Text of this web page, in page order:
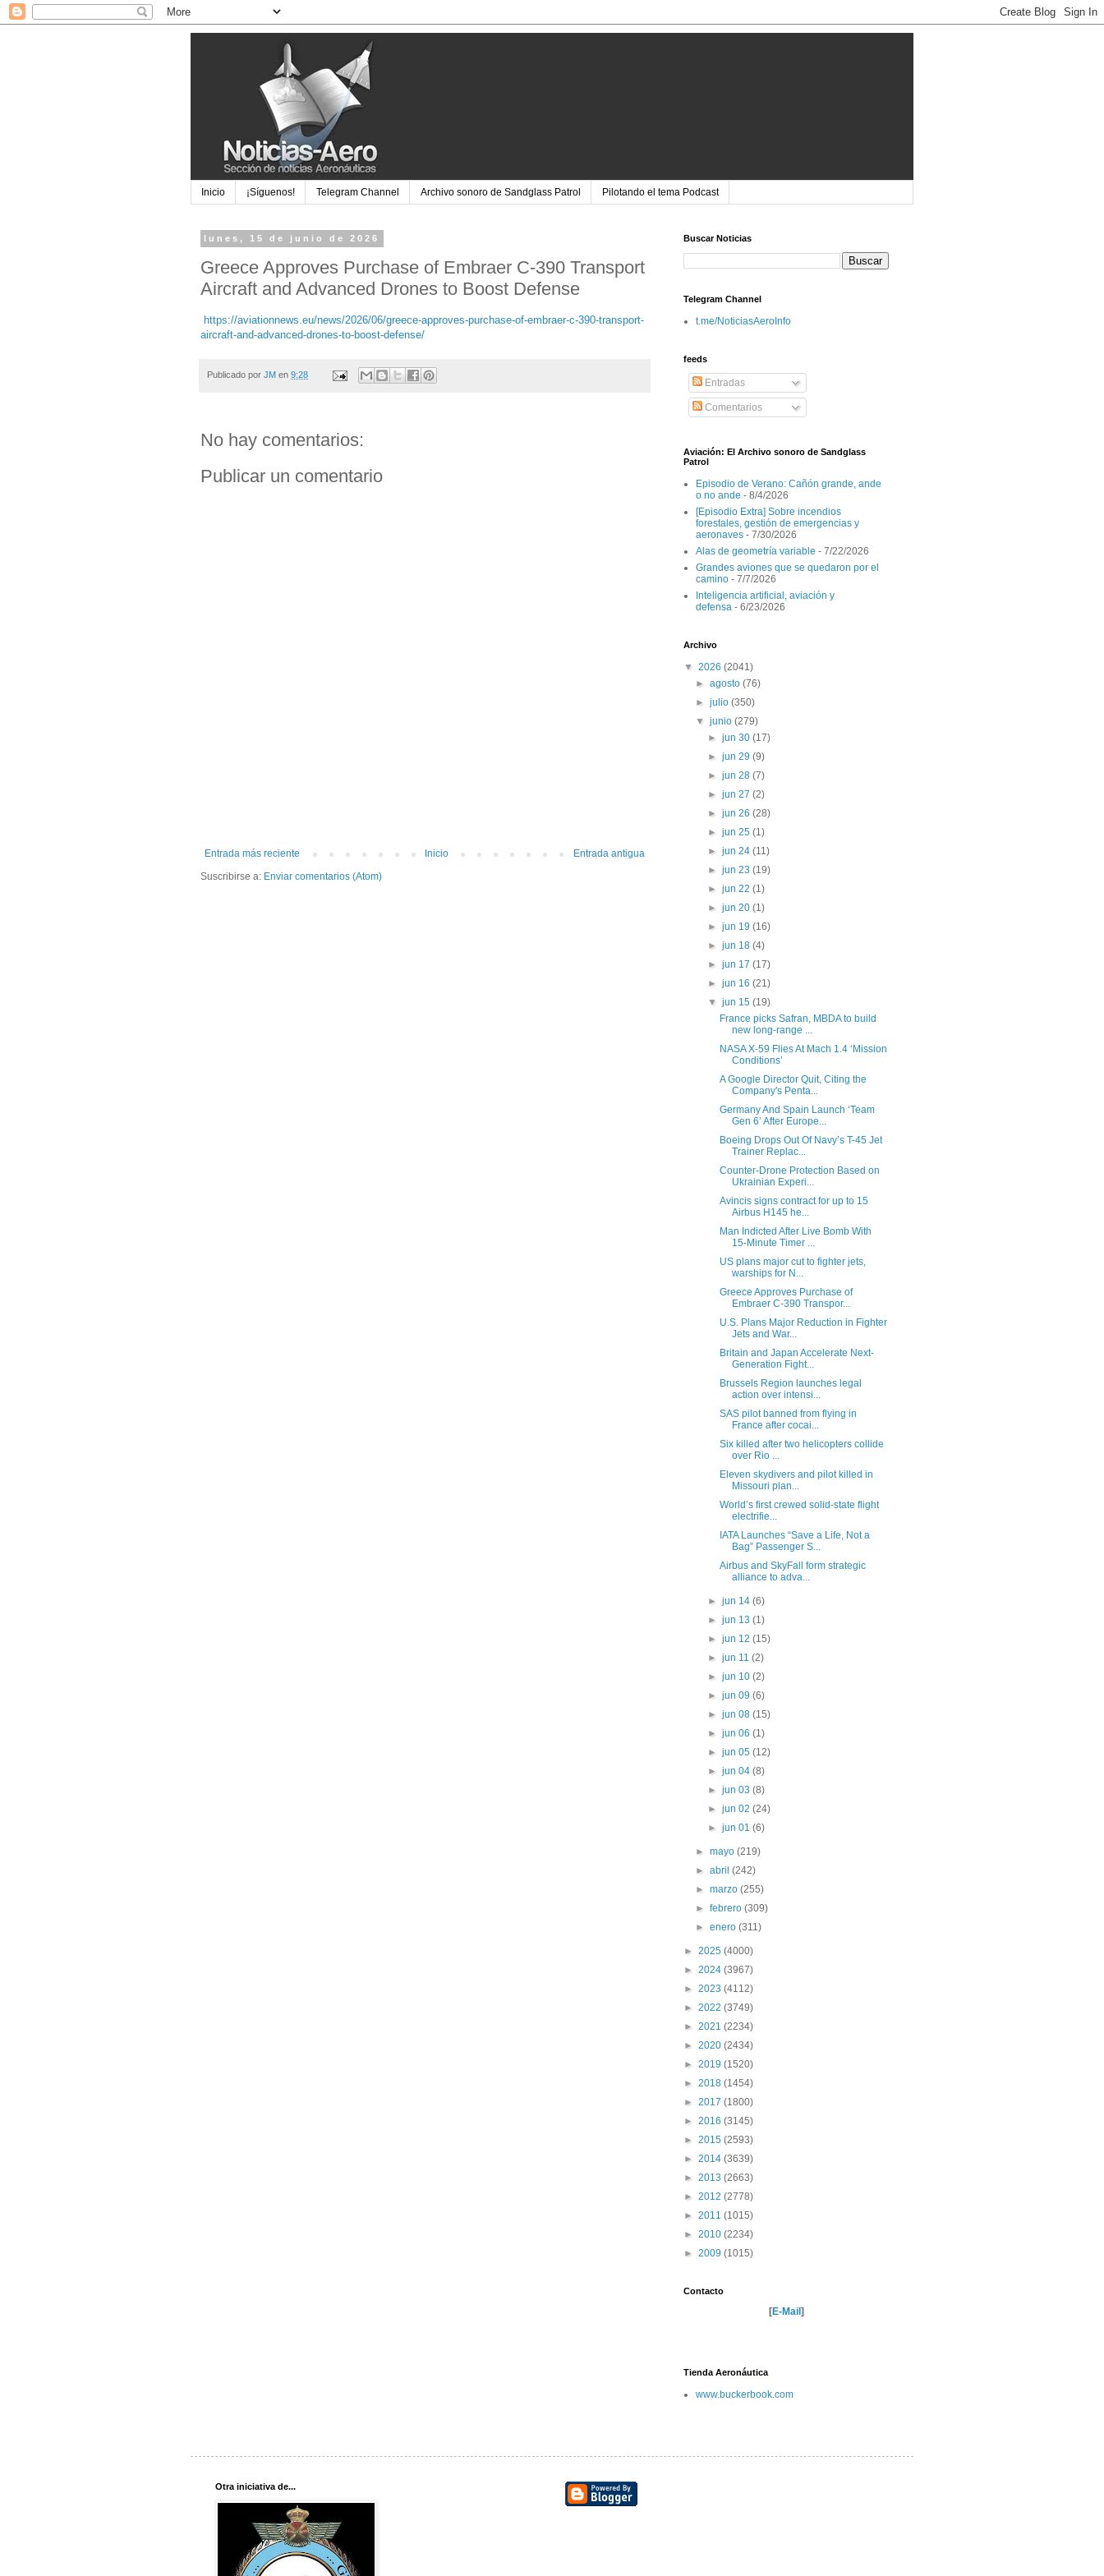
Inicio ¡Síguenos! Telegram Channel Archivo sonoro de Sandglass Patrol Pilotando el tema Podcast
lunes, 15 de junio de 2026
Greece Approves Purchase of Embraer C-390 Transport
Aircraft and Advanced Drones to Boost Defense
https://aviationnews.eu/news/2026/06/greece-approves-purchase-of-embraer-c-390-transport-
aircraft-and-advanced-drones-to-boost-defense/
Publicado por JM en 9:28
No hay comentarios:
Publicar un comentario
Entrada más reciente Entrada antigua
Inicio
Suscribirse a: Enviar comentarios (Atom)
Buscar Noticias
Telegram Channel
t.me/NoticiasAeroInfo
feeds
Entradas
Comentarios
Aviación: El Archivo sonoro de Sandglass
Patrol
Episodio de Verano: Cañón grande, ande
o no ande - 8/4/2026
[Episodio Extra] Sobre incendios
forestales, gestión de emergencias y
aeronaves - 7/30/2026
Alas de geometría variable - 7/22/2026
Grandes aviones que se quedaron por el
camino - 7/7/2026
Inteligencia artificial, aviación y
defensa - 6/23/2026
Archivo
▼ 2026 (2041)
►agosto(76)
►julio(350)
▼junio(279)
► jun 30 (17)
► jun 29 (9)
► jun 28 (7)
► jun 27 (2)
► jun 26 (28)
► jun 25 (1)
► jun 24 (11)
► jun 23 (19)
► jun 22 (1)
► jun 20 (1)
► jun 19 (16)
► jun 18 (4)
► jun 17 (17)
► jun 16 (21)
▼ jun 15 (19)
France picks Safran, MBDA to build
new long-range ...
NASA X-59 Flies At Mach 1.4 ‘Mission
Conditions’
A Google Director Quit, Citing the
Company's Penta...
Germany And Spain Launch ‘Team
Gen 6’ After Europe...
Boeing Drops Out Of Navy’s T-45 Jet
Trainer Replac...
Counter-Drone Protection Based on
Ukrainian Experi...
Avincis signs contract for up to 15
Airbus H145 he...
Man Indicted After Live Bomb With
15-Minute Timer ...
US plans major cut to fighter jets,
warships for N...
Greece Approves Purchase of
Embraer C-390 Transpor...
U.S. Plans Major Reduction in Fighter
Jets and War...
Britain and Japan Accelerate Next-
Generation Fight...
Brussels Region launches legal
action over intensi...
SAS pilot banned from flying in
France after cocai...
Six killed after two helicopters collide
over Rio ...
Eleven skydivers and pilot killed in
Missouri plan...
World’s first crewed solid-state flight
electrifie...
IATA Launches “Save a Life, Not a
Bag” Passenger S...
Airbus and SkyFall form strategic
alliance to adva...
► jun 14 (6)
► jun 13 (1)
► jun 12 (15)
► jun 11 (2)
► jun 10 (2)
► jun 09 (6)
► jun 08 (15)
► jun 06 (1)
► jun 05 (12)
► jun 04 (8)
► jun 03 (8)
► jun 02 (24)
► jun 01 (6)
►mayo(219)
►abril(242)
►marzo(255)
►febrero(309)
►enero(311)
► 2025 (4000)
► 2024 (3967)
► 2023 (4112)
► 2022 (3749)
► 2021 (2234)
► 2020 (2434)
► 2019 (1520)
► 2018 (1454)
► 2017 (1800)
► 2016 (3145)
► 2015 (2593)
► 2014 (3639)
► 2013 (2663)
► 2012 (2778)
► 2011 (1015)
► 2010 (2234)
► 2009 (1015)
Contacto
[E-Mail ]
Tienda Aeronáutica
www.buckerbook.com
Otra iniciativa de...